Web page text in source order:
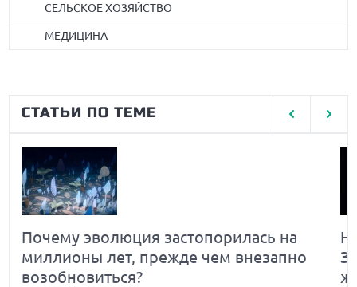
СЕЛЬСКОЕ ХОЗЯЙСТВО
МЕДИЦИНА
СТАТЬИ ПО ТЕМЕ
Почему эволюция застопорилась на
миллионы лет, прежде чем внезапно
возобновиться?